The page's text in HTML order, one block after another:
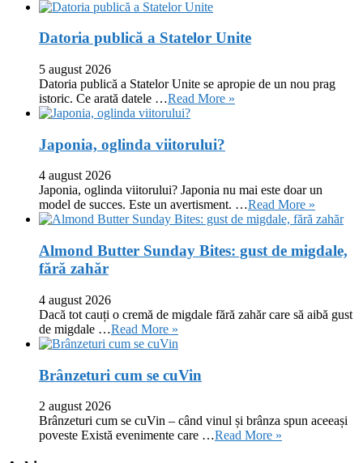
Datoria publică a Statelor Unite
5 august 2026
Datoria publică a Statelor Unite se apropie de un nou prag
istoric. Ce arată datele …Read More »
Japonia, oglinda viitorului?
4 august 2026
Japonia, oglinda viitorului? Japonia nu mai este doar un
model de succes. Este un avertisment. …Read More »
Almond Butter Sunday Bites: gust de migdale,
fără zahăr
4 august 2026
Dacă tot cauți o cremă de migdale fără zahăr care să aibă gust
de migdale …Read More »
Brânzeturi cum se cuVin
2 august 2026
Brânzeturi cum se cuVin – când vinul și brânza spun aceeași
poveste Există evenimente care …Read More »